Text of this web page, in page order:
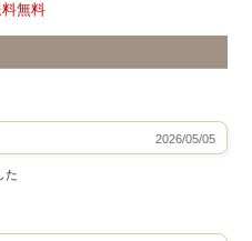
無料
2026/05/05
た